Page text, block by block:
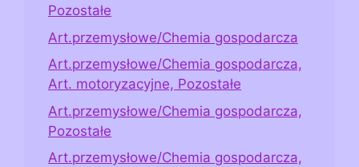
Pozostałe
Art.przemysłowe/Chemia gospodarcza
Art.przemysłowe/Chemia gospodarcza,
Art. motoryzacyjne, Pozostałe
Art.przemysłowe/Chemia gospodarcza,
Pozostałe
Art.przemysłowe/Chemia gospodarcza,